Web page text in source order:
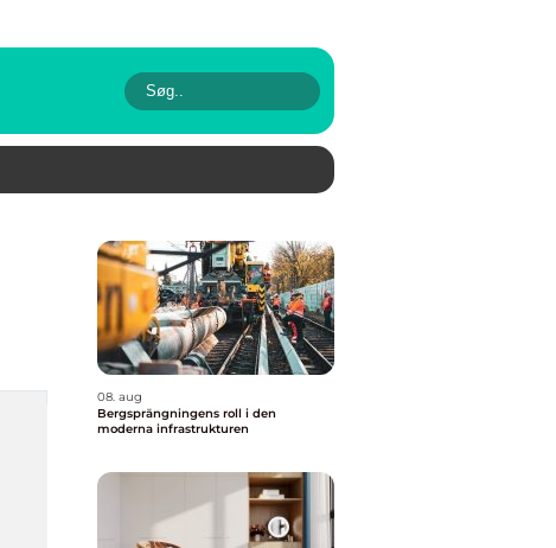
08. aug
Bergsprängningens roll i den
moderna infrastrukturen